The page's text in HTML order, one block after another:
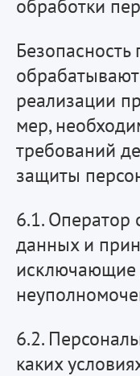
обработки
реализации
мер,
требований
защиты
6.1. Оператор
данных и
исключающие
6.2.
каких